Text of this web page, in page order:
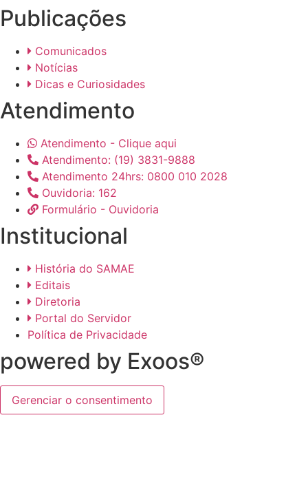
Publicações
Comunicados
Notícias
Dicas e Curiosidades
Atendimento
Atendimento - Clique aqui
Atendimento: (19) 3831-9888
Atendimento 24hrs: 0800 010 2028
Ouvidoria: 162
Formulário - Ouvidoria
Institucional
História do SAMAE
Editais
Diretoria
Portal do Servidor
Política de Privacidade
powered by Exoos®
Gerenciar o consentimento